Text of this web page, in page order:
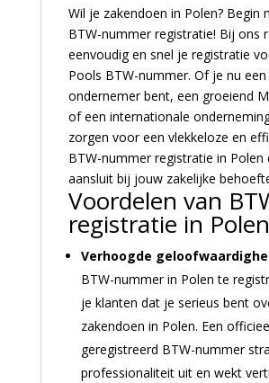
Wil je zakendoen in Polen? Begin
BTW-nummer registratie! Bij ons
eenvoudig en snel je registratie
Pools BTW-nummer. Of je nu
ondernemer bent, een groeiend
of een internationale
zorgen voor een vlekkeloze en
BTW-nummer registratie in Polen
aansluit bij jouw zakelijke
Voordelen van
registratie in Polen
Verhoogde
BTW-nummer in Polen te
je klanten dat je serieus bent
zakendoen in Polen. Een
geregistreerd BTW-nummer
professionaliteit uit en wekt